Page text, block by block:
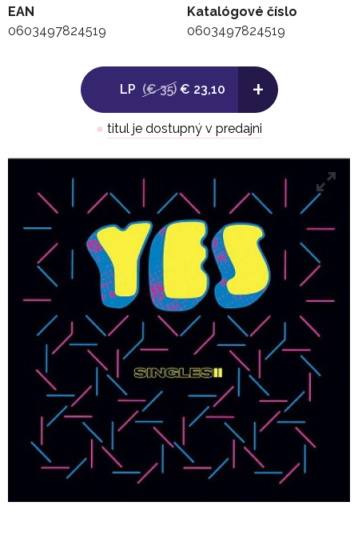
EAN
0603497824519
Katalógové číslo
0603497824519
LP (€ 35) € 23,10 +
● titul je dostupný v predajni